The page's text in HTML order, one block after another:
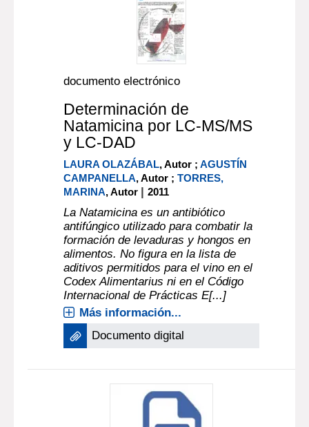
documento electrónico
Determinación de
Natamicina por LC-MS/MS
y LC-DAD
LAURA OLAZÁBAL, Autor ;AGUSTÍN
CAMPANELLA, Autor ;TORRES,
MARINA, Autor |2011
La Natamicina es un antibiótico
antifúngico utilizado para combatir la
formación de levaduras y hongos en
alimentos. No figura en la lista de
aditivos permitidos para el vino en el
Codex Alimentarius ni en el Código
Internacional de Prácticas E[...]
Más información...
Documento digital